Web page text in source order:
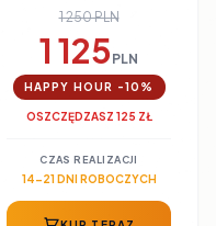
1 250 PLN
1 125 PLN
HAPPY HOUR -10%
OSZCZĘDZASZ 125 ZŁ
CZAS REALIZACJI
14-21 DNI ROBOCZYCH